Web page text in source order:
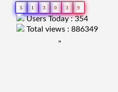
5 1 3 0 3 9
Users Today : 354
Total views : 886349
"